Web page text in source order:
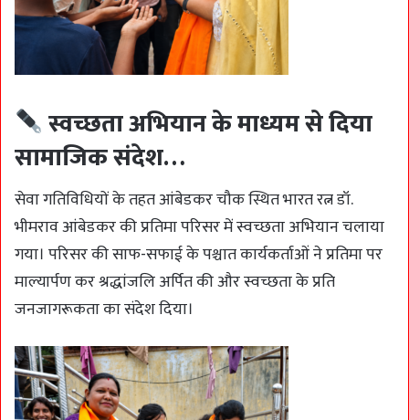
स्वच्छता अभियान के माध्यम से दिया
सामाजिक संदेश…
सेवा गतिविधियों के तहत आंबेडकर चौक स्थित भारत रत्न डॉ.
भीमराव आंबेडकर की प्रतिमा परिसर में स्वच्छता अभियान चलाया
गया। परिसर की साफ-सफाई के पश्चात कार्यकर्ताओं ने प्रतिमा पर
माल्यार्पण कर श्रद्धांजलि अर्पित की और स्वच्छता के प्रति
जनजागरूकता का संदेश दिया।